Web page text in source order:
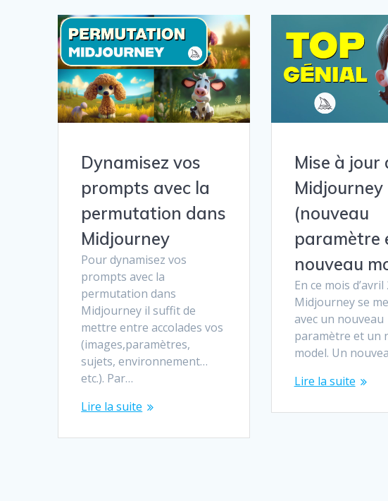
Dynamisez vos
prompts avec la
permutation dans
Midjourney
Pour dynamisez vos
prompts avec la
permutation dans
Midjourney il suffit de
mettre entre accolades vos
(images,paramètres,
sujets, environnement…
etc.). Par…
Lire la suite
Mise à jour
Midjourney
(nouveau
paramètre
nouveau
En ce mois d’avril
Midjourney se
avec un nouveau
paramètre et un
model. Un
Lire la suite